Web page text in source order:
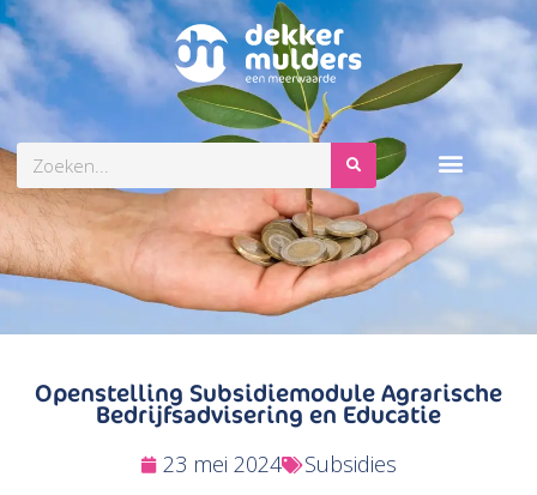
Zoeken
Openstelling Subsidiemodule Agrarische
Bedrijfsadvisering en Educatie
23 mei 2024 Subsidies